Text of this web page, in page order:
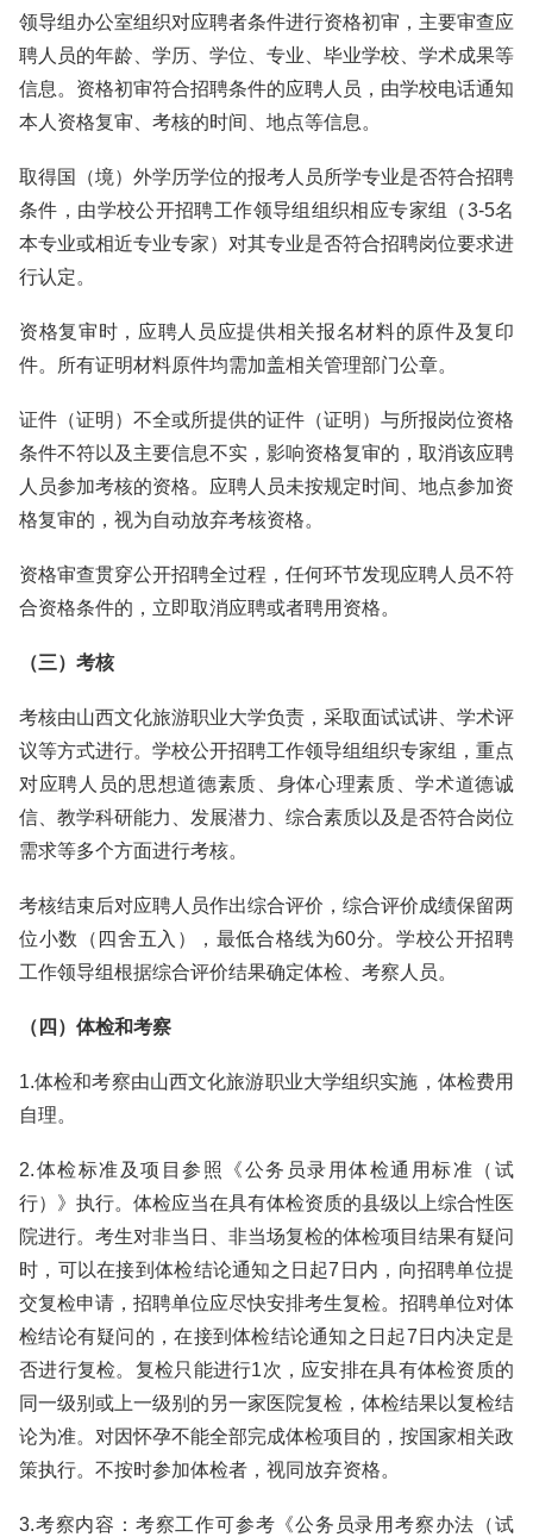
领导组办公室组织对应聘者条件进行资格初审，主要审查应
聘人员的年龄、学历、学位、专业、毕业学校、学术成果等
信息。资格初审符合招聘条件的应聘人员，由学校电话通知
本人资格复审、考核的时间、地点等信息。
取得国（境）外学历学位的报考人员所学专业是否符合招聘
条件，由学校公开招聘工作领导组组织相应专家组（3-5名
本专业或相近专业专家）对其专业是否符合招聘岗位要求进
行认定。
资格复审时，应聘人员应提供相关报名材料的原件及复印
件。所有证明材料原件均需加盖相关管理部门公章。
证件（证明）不全或所提供的证件（证明）与所报岗位资格
条件不符以及主要信息不实，影响资格复审的，取消该应聘
人员参加考核的资格。应聘人员未按规定时间、地点参加资
格复审的，视为自动放弃考核资格。
资格审查贯穿公开招聘全过程，任何环节发现应聘人员不符
合资格条件的，立即取消应聘或者聘用资格。
（三）考核
考核由山西文化旅游职业大学负责，采取面试试讲、学术评
议等方式进行。学校公开招聘工作领导组组织专家组，重点
对应聘人员的思想道德素质、身体心理素质、学术道德诚
信、教学科研能力、发展潜力、综合素质以及是否符合岗位
需求等多个方面进行考核。
考核结束后对应聘人员作出综合评价，综合评价成绩保留两
位小数（四舍五入），最低合格线为60分。学校公开招聘
工作领导组根据综合评价结果确定体检、考察人员。
（四）体检和考察
1.体检和考察由山西文化旅游职业大学组织实施，体检费用
自理。
2.体检标准及项目参照《公务员录用体检通用标准（试
行）》执行。体检应当在具有体检资质的县级以上综合性医
院进行。考生对非当日、非当场复检的体检项目结果有疑问
时，可以在接到体检结论通知之日起7日内，向招聘单位提
交复检申请，招聘单位应尽快安排考生复检。招聘单位对体
检结论有疑问的，在接到体检结论通知之日起7日内决定是
否进行复检。复检只能进行1次，应安排在具有体检资质的
同一级别或上一级别的另一家医院复检，体检结果以复检结
论为准。对因怀孕不能全部完成体检项目的，按国家相关政
策执行。不按时参加体检者，视同放弃资格。
3.考察内容：考察工作可参考《公务员录用考察办法（试